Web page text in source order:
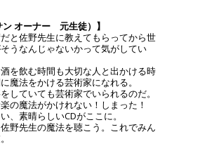
ン オーナー 元生徒）】
と佐野先生に教えてもらってから世
うなんじゃないかって気がしてい
を飲む時間も大切な人と出かける時
魔法をかける芸術家になれる。
していても芸術家でいられるのだ。
の魔法がかけれない！しまった！
、素晴らしいCDがここに。
野先生の魔法を聴こう。これでみん